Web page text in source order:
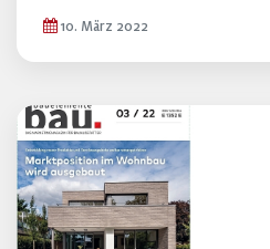
10. März 2022